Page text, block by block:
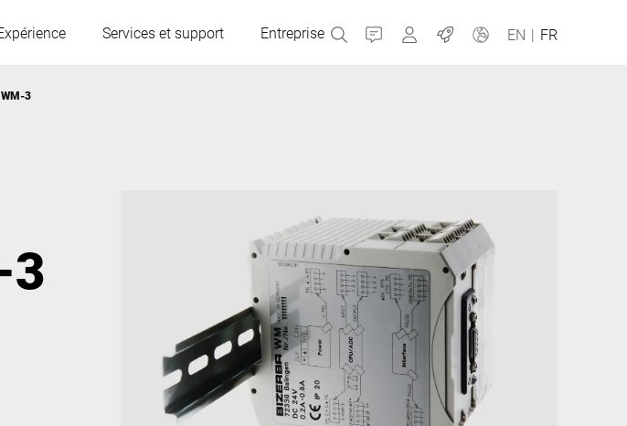
Services et support Entreprise Contact MyBizerba
Emplois EN | FR
Grèce
Pays-Bas
Russie
Slovaquie
3
3